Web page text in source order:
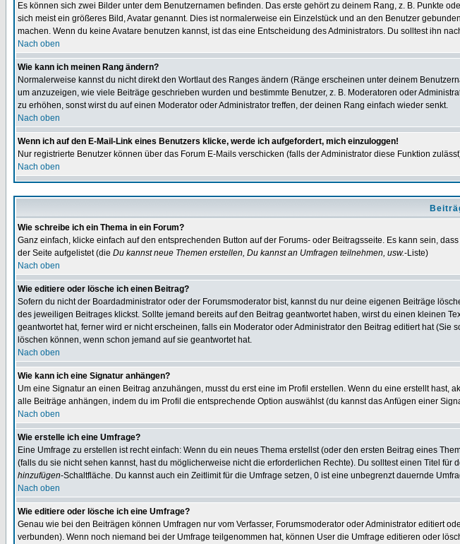
Es können sich zwei Bilder unter dem Benutzernamen befinden. Das erste gehört zu deinem Rang, z. B. Punkte
sich meist ein größeres Bild, Avatar genannt. Dies ist normalerweise ein Einzelstück und an den Benutzer
machen. Wenn du keine Avatare benutzen kannst, ist das eine Entscheidung des Administrators. Du solltest ihn
Nach oben
Wie kann ich meinen Rang ändern?
Normalerweise kannst du nicht direkt den Wortlaut des Ranges ändern (Ränge erscheinen unter deinem
um anzuzeigen, wie viele Beiträge geschrieben wurden und bestimmte Benutzer, z. B. Moderatoren oder
zu erhöhen, sonst wirst du auf einen Moderator oder Administrator treffen, der deinen Rang einfach wieder senkt.
Nach oben
Wenn ich auf den E-Mail-Link eines Benutzers klicke, werde ich aufgefordert, mich einzuloggen!
Nur registrierte Benutzer können über das Forum E-Mails verschicken (falls der Administrator diese Funktion
Nach oben
Wie schreibe ich ein Thema in ein Forum?
Ganz einfach, klicke einfach auf den entsprechenden Button auf der Forums- oder Beitragsseite. Es kann sein,
der Seite aufgelistet (die Du kannst neue Themen erstellen, Du kannst an Umfragen teilnehmen, usw.-Liste)
Nach oben
Wie editiere oder lösche ich einen Beitrag?
Sofern du nicht der Boardadministrator oder der Forumsmoderator bist, kannst du nur deine eigenen Beiträge
des jeweiligen Beitrages klickst. Sollte jemand bereits auf den Beitrag geantwortet haben, wirst du einen kleinen
geantwortet hat, ferner wird er nicht erscheinen, falls ein Moderator oder Administrator den Beitrag editiert hat
löschen können, wenn schon jemand auf sie geantwortet hat.
Nach oben
Wie kann ich eine Signatur anhängen?
Um eine Signatur an einen Beitrag anzuhängen, musst du erst eine im Profil erstellen. Wenn du eine erstellt hast,
alle Beiträge anhängen, indem du im Profil die entsprechende Option auswählst (du kannst das Anfügen einer
Nach oben
Wie erstelle ich eine Umfrage?
Eine Umfrage zu erstellen ist recht einfach: Wenn du ein neues Thema erstellst (oder den ersten Beitrag eines
(falls du sie nicht sehen kannst, hast du möglicherweise nicht die erforderlichen Rechte). Du solltest einen Titel
hinzufügen-Schaltfläche. Du kannst auch ein Zeitlimit für die Umfrage setzen, 0 ist eine unbegrenzt dauernde
Nach oben
Wie editiere oder lösche ich eine Umfrage?
Genau wie bei den Beiträgen können Umfragen nur vom Verfasser, Forumsmoderator oder Administrator editiert
verbunden). Wenn noch niemand bei der Umfrage teilgenommen hat, können User die Umfrage editieren oder